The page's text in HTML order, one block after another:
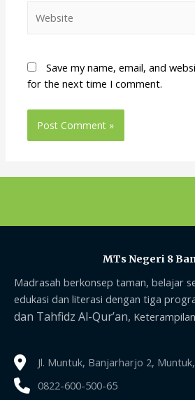
Save my name, email, and
for the next time I comment.
MTs Negeri 8
Madrasah berkonsep taman, belajar
edukasi dan literasi dengan tiga
dan Tahfidz Al-Qur’an,
Jl. Muntuk, Banjarharjo 2,
0822-600-500-65